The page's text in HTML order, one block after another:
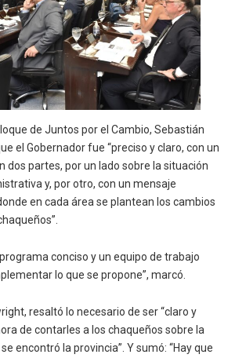
de Juntos por el Cambio, Sebastián
el Gobernador fue “preciso y claro, con un
dos partes, por un lado sobre la situación
y, por otro, con un mensaje
en cada área se plantean los cambios
conciso y un equipo de trabajo
lo que se propone”, marcó.
resaltó lo necesario de ser “claro y
de contarles a los chaqueños sobre la
encontró la provincia”. Y sumó: “Hay que